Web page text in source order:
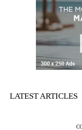
LATEST ARTICLES